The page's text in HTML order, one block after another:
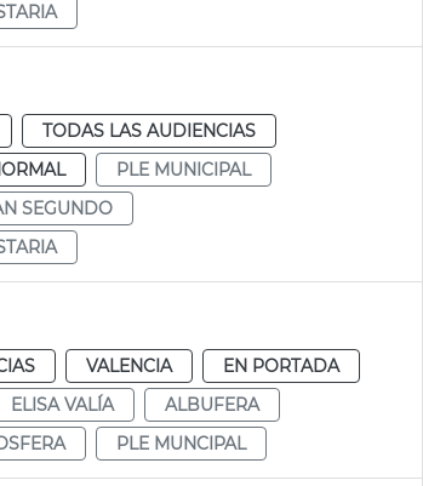
TODAS LAS AUDIENCIAS
PLE MUNICIPAL
SEGUNDO
VALENCIA
EN PORTADA
ELISA VALÍA
ALBUFERA
PLE MUNCIPAL